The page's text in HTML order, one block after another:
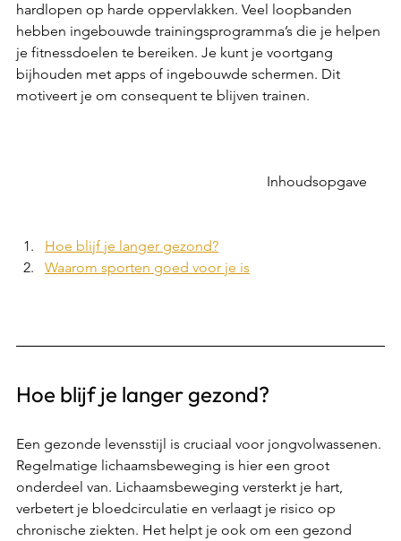
hardlopen op harde oppervlakken. Veel loopbanden
hebben ingebouwde trainingsprogramma’s die je helpen
je fitnessdoelen te bereiken. Je kunt je voortgang
bijhouden met apps of ingebouwde schermen. Dit
motiveert je om consequent te blijven trainen.
Hoe blijf je langer gezond?
Waarom sporten goed voor je is
Hoe blijf je langer gezond?
Een gezonde levensstijl is cruciaal voor jongvolwassenen.
Regelmatige lichaamsbeweging is hier een groot
onderdeel van. Lichaamsbeweging versterkt je hart,
verbetert je bloedcirculatie en verlaagt je risico op
chronische ziekten. Het helpt je ook om een gezond